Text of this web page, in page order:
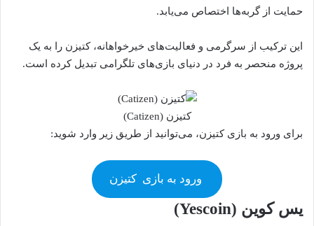
حمایت از گربه‌ها اختصاص می‌یابد.
این ترکیب از سرگرمی و فعالیت‌های خیرخواهانه، کتیزن را به یک
پروژه منحصر به فرد در دنیای بازی‌های تلگرامی تبدیل کرده است.
کتیزن (Catizen)
برای ورود به بازی کتیزن، می‌توانید از طریق زیر وارد شوید:
ورود به بازی کتیزن
یس کوین (Yescoin)